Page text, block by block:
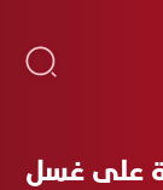
على غسل